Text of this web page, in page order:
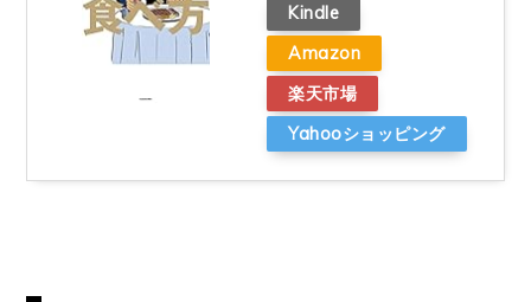
Kindle
Amazon
楽天市場
Yahooショッピング